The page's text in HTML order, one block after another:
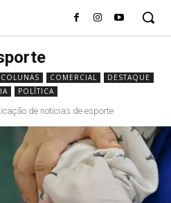
COLUNAS COMERCIAL
DESTAQUE
POLÍTICA
de notícias de esporte